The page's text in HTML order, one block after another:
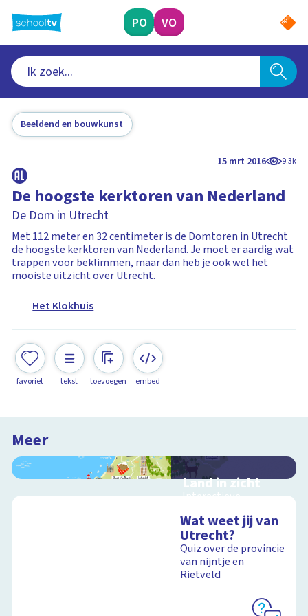
naar
hoofdinhoud
PO VO
Beeldend en bouwkunst
15 mrt 2016 9.3k
De hoogste kerktoren van Nederland
De Dom in Utrecht
Met 112 meter en 32 centimeter is de Domtoren in Utrecht
de hoogste kerktoren van Nederland. Je moet er aardig wat
trappen voor beklimmen, maar dan heb je ook wel het
mooiste uitzicht over Utrecht.
Het Klokhuis
favoriet tekst toevoegen embed
Meer
Land in zicht
Interactieve
twaalf provincies van
Nederland
Wat weet jij van
Utrecht?
Quiz over de provincie
van nijntje en
Rietveld